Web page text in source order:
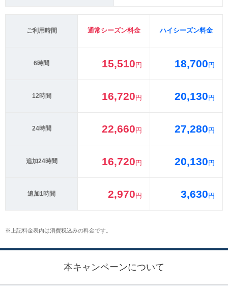
ご利用時間 通常シーズン料金 ハイシーズン料金
6時間 15,510円 18,700円
12時間 16,720円 20,130円
24時間 22,660円 27,280円
追加24時間 16,720円 20,130円
追加1時間 2,970円 3,630円
※ 上記料金表内は消費税込みの料金です。
本キャンペーンについて